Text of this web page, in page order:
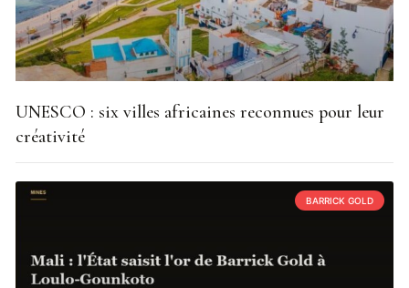
UNESCO : six villes africaines reconnues pour leur
créativité
BARRICK GOLD